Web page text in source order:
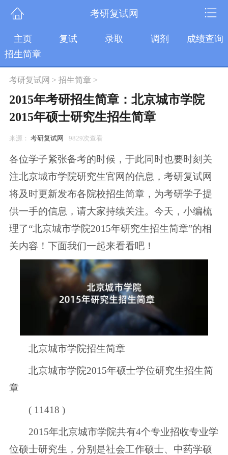
考研复试网
主页 复试 录取 调剂
成绩查询
招生简章
考研复试网 > 招生简章>
2015年考研招生简章：北京城市学院
2015年硕士研究生招生简章
来源： 考研复试网 9829次查看
各位学子紧张备考的时候，于此同时也要时刻关
注北京城市学院研究生官网的信息，考研复试网
将及时更新发布各院校招生简章，为考研学子提
供一手的信息，请大家持续关注。今天，小编梳
理了“北京城市学院2015年研究生招生简章”的相
关内容！下面我们一起来看看吧！
北京城市学院招生简章
北京城市学院2015年硕士学位研究生招生简
章
( 11418 )
2015年北京城市学院共有4个专业招收专业学
位硕士研究生，分别是社会工作硕士、中药学硕